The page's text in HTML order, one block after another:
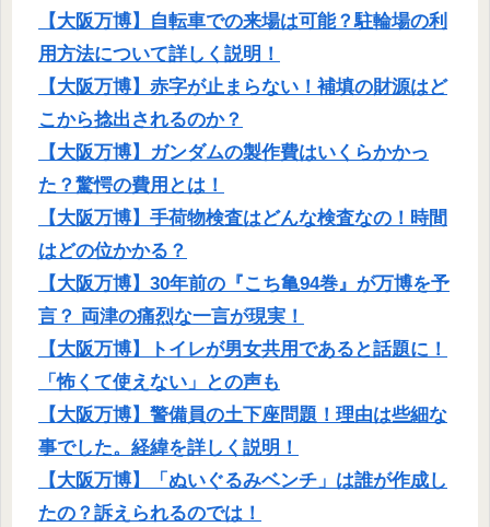
【大阪万博】自転車での来場は可能？駐輪場の利
用方法について詳しく説明！
【大阪万博】赤字が止まらない！補填の財源はど
こから捻出されるのか？
【大阪万博】ガンダムの製作費はいくらかかっ
た？驚愕の費用とは！
【大阪万博】手荷物検査はどんな検査なの！時間
はどの位かかる？
【大阪万博】30年前の『こち亀94巻』が万博を予
言？ 両津の痛烈な一言が現実！
【大阪万博】トイレが男女共用であると話題に！
「怖くて使えない」との声も
【大阪万博】警備員の土下座問題！理由は些細な
事でした。経緯を詳しく説明！
【大阪万博】「ぬいぐるみベンチ」は誰が作成し
たの？訴えられるのでは！